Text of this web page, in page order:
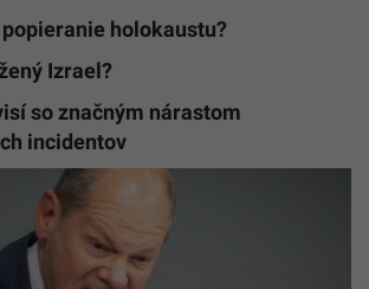
holokaustu?
Izrael?
so značným nárastom
incidentov
pomocou